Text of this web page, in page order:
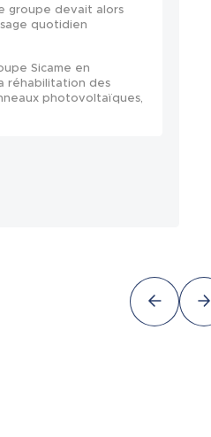
groupe devait alors
quotidien
Sicame en
réhabilitation des
photovoltaïques,